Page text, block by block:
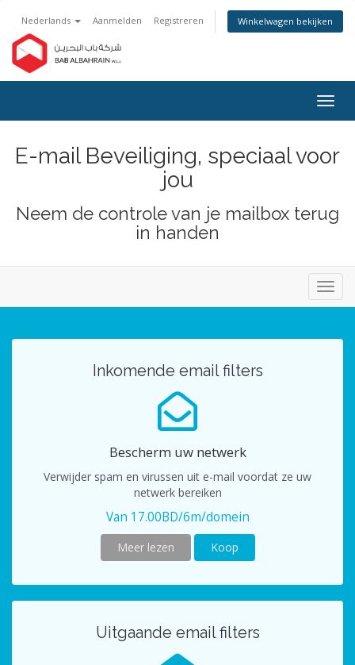
Nederlands Aanmelden Registreren Winkelwagen bekijken
in-/
E-mail Beveiliging, speciaal voor
jou
Neem de controle van je mailbox terug
in handen
in-/
Inkomende email filters
Bescherm uw netwerk
Verwijder spam en virussen uit e-mail voordat ze uw
netwerk bereiken
Van 17.00BD/6m/domein
Meer lezen Koop
Uitgaande email filters